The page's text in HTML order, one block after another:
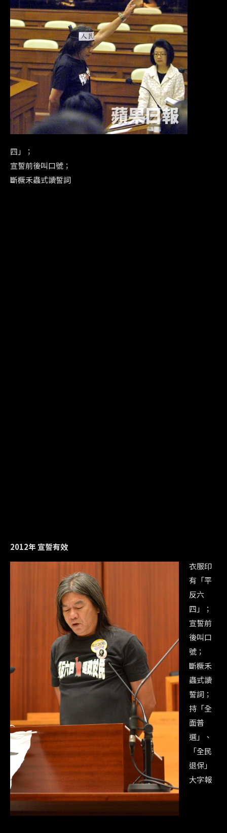
四」；
宣誓前後叫口號；
斷橛禾蟲式讀誓詞
2012年 宣誓有效
衣服印
有「平
反六
四」；
宣誓前
後叫口
號；
斷橛禾
蟲式讀
誓詞；
持「全
面普
選」、
「全民
退保」
大字報